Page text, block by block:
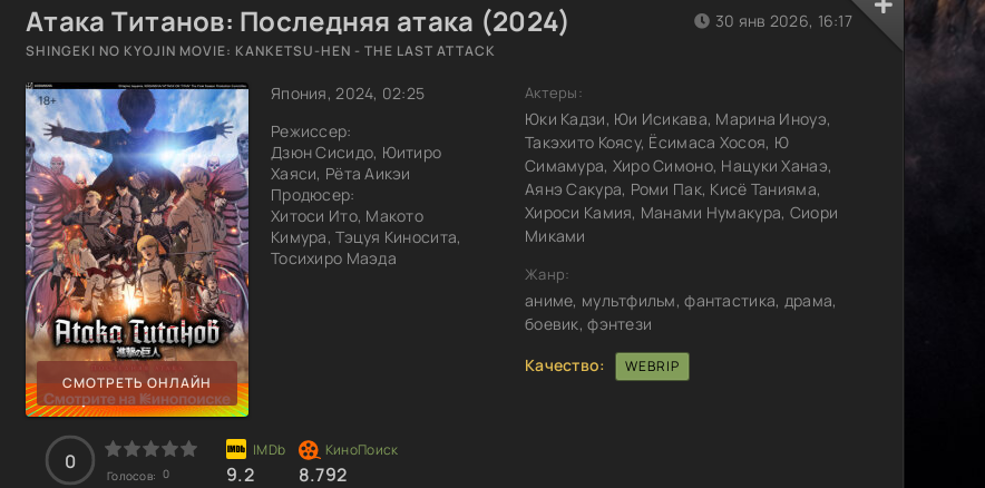
Атака Титанов: Последняя атака (2024)
SHINGEKI NO KYOJIN MOVIE: KANKETSU-HEN - THE LAST ATTACK
СМОТРЕТЬ ОНЛАЙН
Япония, 2024, 02:25
Режиссер:
Дзюн Сисидо, Юитиро
Хаяси, Рёта Аикэи
Продюсер:
Хитоси Ито, Макото
Кимура, Тэцуя Киносита,
Тосихиро Маэда
30 янв 2026, 16:17
Актеры:
Юки Кадзи, Юи Исикава, Марина Иноуэ,
Такэхито Коясу, Ёсимаса Хосоя, Ю
Симамура, Хиро Симоно, Нацуки Ханаэ,
Аянэ Сакура, Роми Пак, Кисё Танияма,
Хироси Камия, Манами Нумакура, Сиори
Миками
Жанр:
аниме, мультфильм, фантастика, драма,
боевик, фэнтези
Качество:
WEBRIP
0
Голосов: 0 9.2 8.792